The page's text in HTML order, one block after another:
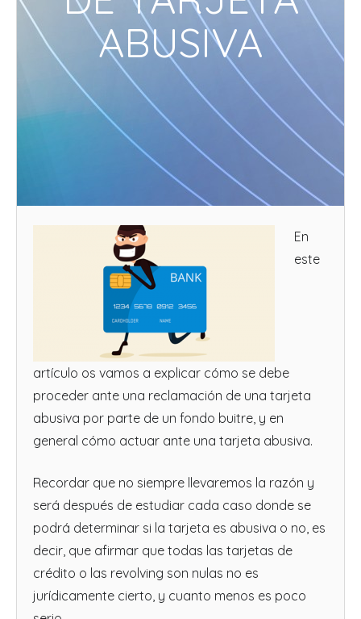
ABUSIVA
En
este
artículo os vamos a explicar cómo se debe
proceder ante una reclamación de una tarjeta
abusiva por parte de un fondo buitre, y en
general cómo actuar ante una tarjeta abusiva.
Recordar que no siempre llevaremos la razón y
será después de estudiar cada caso donde se
podrá determinar si la tarjeta es abusiva o no, es
decir, que afirmar que todas las tarjetas de
crédito o las revolving son nulas no es
jurídicamente cierto, y cuanto menos es poco